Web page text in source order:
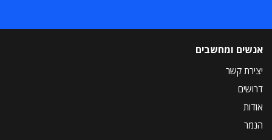
אנשים ומחשבים
יצירת קשר
דרושים
אודות
הנמר